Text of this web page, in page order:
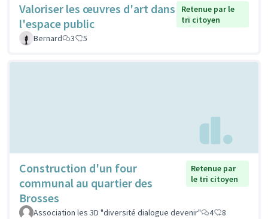
Valoriser les œuvres d'art dans
l'espace public
Retenue par le
tri citoyen
Bernard
3 5
Construction d'un four
communal au quartier des
Brosses
Retenue par
le tri citoyen
Association les 3D "diversité dialogue devenir" 4 8